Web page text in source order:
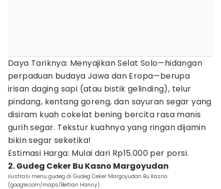
Daya Tariknya: Menyajikan Selat Solo—hidangan
perpaduan budaya Jawa dan Eropa—berupa
irisan daging sapi (atau bistik gelinding), telur
pindang, kentang goreng, dan sayuran segar yang
disiram kuah cokelat bening bercita rasa manis
gurih segar. Tekstur kuahnya yang ringan dijamin
bikin segar seketika!
Estimasi Harga: Mulai dari Rp15.000 per porsi.
2. Gudeg Ceker Bu Kasno Margoyudan
ilustrasi menu gudeg di Gudeg Ceker Margoyudan Bu Kasno
(google.com/maps/Beltian Hanny)